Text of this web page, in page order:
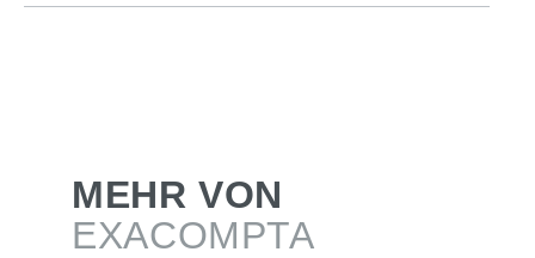
MEHR VON
EXACOMPTA